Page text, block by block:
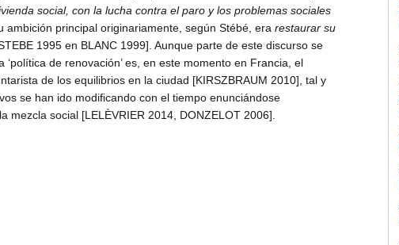
social, con la lucha contra el paro y los problemas sociales
ambición principal originariamente, según Stébé, era restaurar su
1995 en BLANC 1999]. Aunque parte de este discurso se
de renovación’ es, en este momento en Francia, el
de los equilibrios en la ciudad [KIRSZBRAUM 2010], tal y
se han ido modificando con el tiempo enunciándose
mezcla social [LELÈVRIER 2014, DONZELOT 2006].